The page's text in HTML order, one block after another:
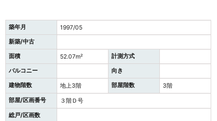
築年月
1997/05
新築/中古
面積
52.07m²
計測方式
バルコニー
向き
建物階数
地上3階 部屋階数
3階
部屋/区画番号
３階Ｄ号
総戸/区画数